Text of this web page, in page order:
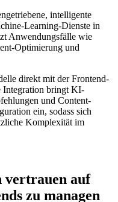
intelligente
Learning-Dienste in
Anwendungsfälle wie
Optimierung und
direkt mit der Frontend-
Integration bringt KI-
und Content-
ein, sodass sich
Komplexität im
vertrauen auf
zu managen